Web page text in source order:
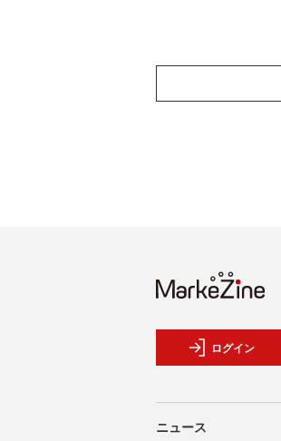
ログイン
ニュース